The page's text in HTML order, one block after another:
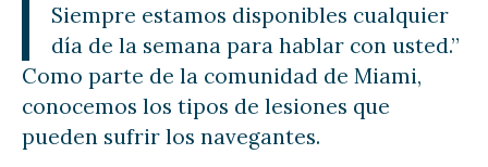
Siempre estamos disponibles cualquier
día de la semana para hablar con usted.”
Como parte de la comunidad de Miami,
conocemos los tipos de lesiones que
pueden sufrir los navegantes.